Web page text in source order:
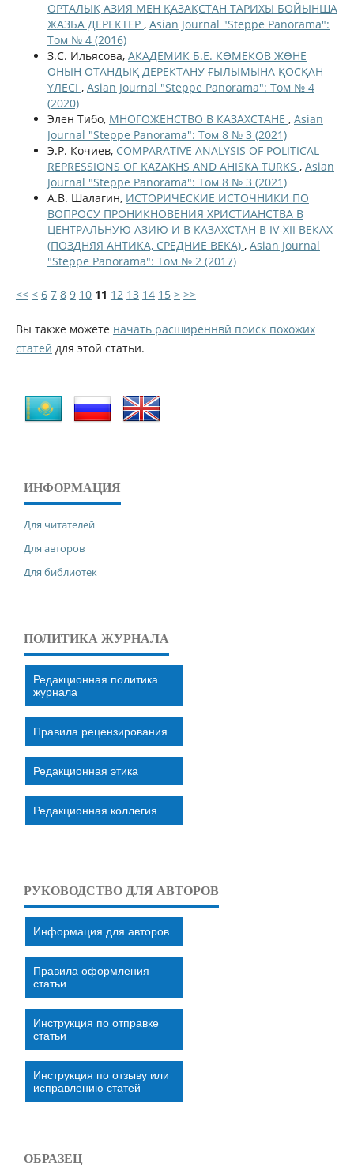
ОРТАЛЫҚ АЗИЯ МЕН ҚАЗАҚСТАН ТАРИХЫ БОЙЫНША
ЖАЗБА ДЕРЕКТЕР , Asian Journal "Steppe Panorama":
Том № 4 (2016)
З.С. Ильясова, АКАДЕМИК Б.Е. КӨМЕКОВ ЖƏНЕ
ОНЫҢ ОТАНДЫҚ ДЕРЕКТАНУ ҒЫЛЫМЫНА ҚОСҚАН
ҮЛЕСІ , Asian Journal "Steppe Panorama": Том № 4
(2020)
Элен Тибо, МНОГОЖЕНСТВО В КАЗАХСТАНЕ , Asian
Journal "Steppe Panorama": Том 8 № 3 (2021)
Э.Р. Кочиев, COMPARATIVE ANALYSIS OF POLITICAL
REPRESSIONS OF KAZAKHS AND AHISKA TURKS , Asian
Journal "Steppe Panorama": Том 8 № 3 (2021)
А.В. Шалагин, ИСТОРИЧЕСКИЕ ИСТОЧНИКИ ПО
ВОПРОСУ ПРОНИКНОВЕНИЯ ХРИСТИАНСТВА В
ЦЕНТРАЛЬНУЮ АЗИЮ И В КАЗАХСТАН В IV-XII ВЕКАХ
(ПОЗДНЯЯ АНТИКА, СРЕДНИЕ ВЕКА) , Asian Journal
"Steppe Panorama": Том № 2 (2017)
<< < 6 7 8 9 10 11 12 13 14 15 > >>
Вы также можете начать расширеннвй поиск похожих
статей для этой статьи.
ИНФОРМАЦИЯ
Для читателей
Для авторов
Для библиотек
ПОЛИТИКА ЖУРНАЛА
Редакционная политика
журнала
Правила рецензирования
Редакционная этика
Редакционная коллегия
РУКОВОДСТВО ДЛЯ АВТОРОВ
Информация для авторов
Правила оформления
статьи
Инструкция по отправке
статьи
Инструкция по отзыву или
исправлению статей
ОБРАЗЕЦ